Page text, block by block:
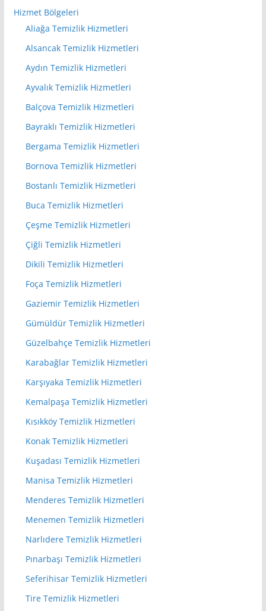
Hizmet Bölgeleri
Aliağa Temizlik Hizmetleri
Alsancak Temizlik Hizmetleri
Aydın Temizlik Hizmetleri
Ayvalık Temizlik Hizmetleri
Balçova Temizlik Hizmetleri
Bayraklı Temizlik Hizmetleri
Bergama Temizlik Hizmetleri
Bornova Temizlik Hizmetleri
Bostanlı Temizlik Hizmetleri
Buca Temizlik Hizmetleri
Çeşme Temizlik Hizmetleri
Çiğli Temizlik Hizmetleri
Dikili Temizlik Hizmetleri
Foça Temizlik Hizmetleri
Gaziemir Temizlik Hizmetleri
Gümüldür Temizlik Hizmetleri
Güzelbahçe Temizlik Hizmetleri
Karabağlar Temizlik Hizmetleri
Karşıyaka Temizlik Hizmetleri
Kemalpaşa Temizlik Hizmetleri
Kısıkköy Temizlik Hizmetleri
Konak Temizlik Hizmetleri
Kuşadası Temizlik Hizmetleri
Manisa Temizlik Hizmetleri
Menderes Temizlik Hizmetleri
Menemen Temizlik Hizmetleri
Narlıdere Temizlik Hizmetleri
Pınarbaşı Temizlik Hizmetleri
Seferihisar Temizlik Hizmetleri
Tire Temizlik Hizmetleri